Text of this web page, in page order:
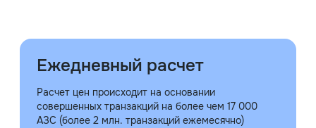
Ежедневный расчет
Расчет цен происходит на основании
совершенных транзакций на более чем 17 000
АЗС (более 2 млн. транзакций ежемесячно)